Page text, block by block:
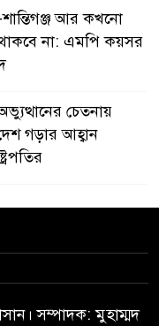
আর কখনো
না: এমপি কয়সর
চেতনায়
গড়ার আহ্বান
সম্পাদক: মুহাম্মদ